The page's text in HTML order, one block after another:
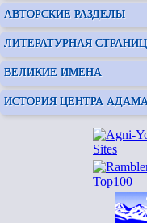
АВТОРСКИЕ РАЗДЕЛЫ
ЛИТЕРАТУРНАЯ
ВЕЛИКИЕ ИМЕНА
ИСТОРИЯ ЦЕНТРА